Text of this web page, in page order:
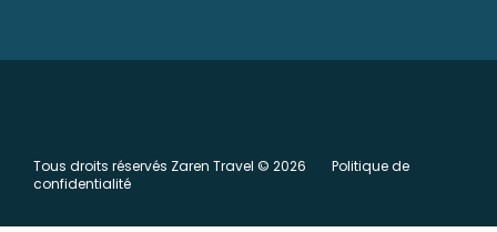
Tous droits réservés Zaren Travel © 2026
Politique de
confidentialité